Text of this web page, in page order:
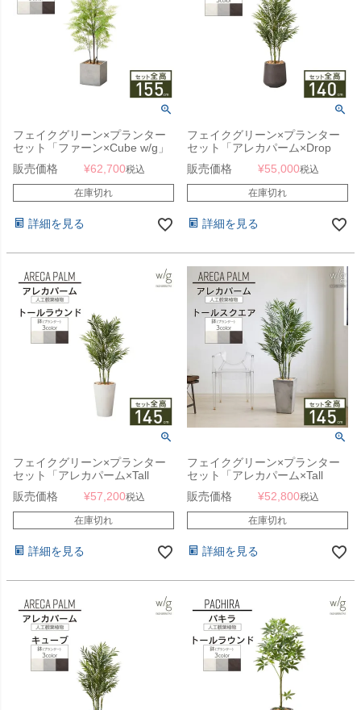
フェイクグリーン×プランター
セット「ファーン×Cube w/g」
[高さ155cm・人工樹木・人工
観葉植物]
販売価格 ¥62,700税込
在庫切れ
詳細を見る
フェイクグリーン×プランター
セット「アレカパーム×Drop
Round w/g」[高さ140cm・人工
樹木・人工観葉植物]
販売価格 ¥55,000税込
在庫切れ
詳細を見る
フェイクグリーン×プランター
セット「アレカパーム×Tall
Round w/g」[高さ145cm・人工
樹木・人工観葉植物]
販売価格 ¥57,200税込
在庫切れ
詳細を見る
フェイクグリーン×プランター
セット「アレカパーム×Tall
Square w/g」[高さ145cm・人
工樹木・人工観葉植物]
販売価格 ¥52,800税込
在庫切れ
詳細を見る